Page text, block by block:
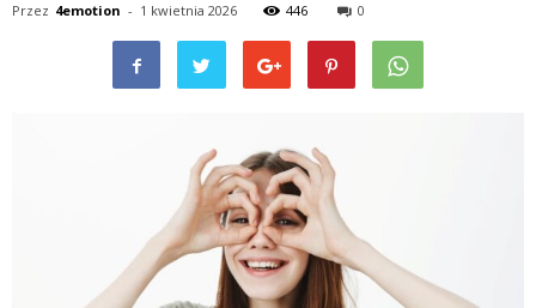
Przez 4emotion - 1 kwietnia 2026 446 0